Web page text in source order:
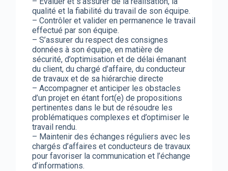
qualité et la fiabilité du travail de son équipe.
– Contrôler et valider en permanence le travail
effectué par son équipe.
– S’assurer du respect des consignes
données à son équipe, en matière de
sécurité, d’optimisation et de délai émanant
du client, du chargé d’affaire, du conducteur
de travaux et de sa hiérarchie directe
– Accompagner et anticiper les obstacles
d’un projet en étant fort(e) de propositions
pertinentes dans le but de résoudre les
problématiques complexes et d’optimiser le
travail rendu.
– Maintenir des échanges réguliers avec les
chargés d’affaires et conducteurs de travaux
pour favoriser la communication et l’échange
d’informations.